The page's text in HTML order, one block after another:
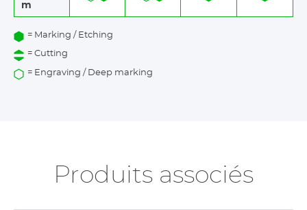
m
= Marking / Etching
= Cutting
= Engraving / Deep marking
Produits associés